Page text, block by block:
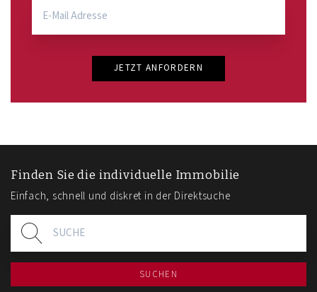
JETZT ANFORDERN
Finden Sie die individuelle Immobilie
Einfach, schnell und diskret in der Direktsuche
SUCHEN